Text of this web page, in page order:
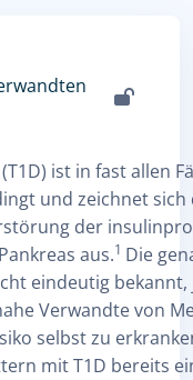
ist in fast allen
und zeichnet sich
der
aus.1 Die
eindeutig
Verwandte von
selbst zu
mit T1D bereits